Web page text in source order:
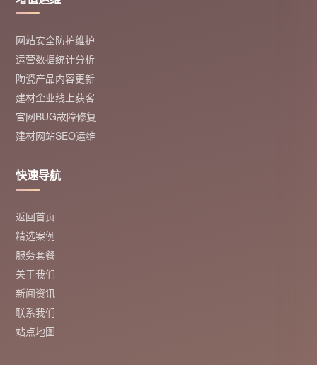
网站安全防护维护
运营数据统计分析
陶瓷产品内容更新
建材企业线上获客
官网BUG故障修复
建材网站SEO运维
快速导航
返回首页
精选案例
服务套餐
关于我们
新闻资讯
联系我们
站点地图